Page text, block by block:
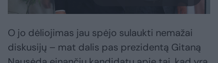
O jo dėliojimas jau spėjo sulaukti nemažai
diskusijų – mat dalis pas prezidentą Gitaną